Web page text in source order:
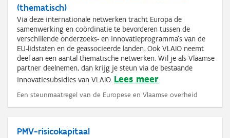
(thematisch)
Via deze internationale netwerken tracht Europa de
samenwerking en coördinatie te bevorderen tussen de
verschillende onderzoeks- en innovatieprogramma’s van de
EU-lidstaten en de geassocieerde landen. Ook VLAIO neemt
deel aan een aantal thematische netwerken. Wil je als Vlaamse
partner deelnemen, dan krijg je steun via de bestaande
innovatiesubsidies van VLAIO. Lees meer
Een steunmaatregel van de Europese en Vlaamse overheid
PMV-risicokapitaal